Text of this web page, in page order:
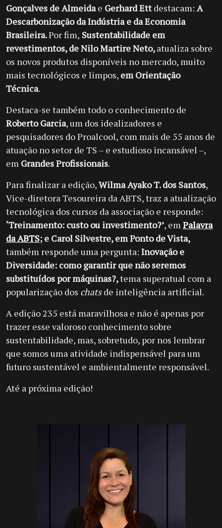
Gonçalves de Almeidae Gerhard Ettdestacam: A
Descarbonização da Indústria e da Economia
Brasileira.Por fim, Sustentabilidade em
revestimentos, de Nilo Martire Neto,atualiza sobre
os novos produtos disponíveis no mercado, muito
mais tecnológicos e limpos, em Orientação
Técnica.
Destaca-se também todo o conhecimento de
Roberto Garcia, um dos idealizadores e
pesquisadores do Proalcool, com mais de 55 anos de
atuação no setor de TS – e estudioso incansável –,
em Grandes Profissionais.
Para finalizar a edição,Wilma Ayako T. dos Santos,
Vice-diretora Tesoureira da ABTS, traz a atualização
tecnológica dos cursos da associação e responde:
‘Treinamento: custo ou investimento?’, emPalavra
da ABTS; e Carol Silvestre, em Ponto de Vista,
também responde uma pergunta: Inovação e
Diversidade: como garantir que não seremos
substituídos por máquinas?,tema superatual com a
popularização dos chatsde inteligência artificial.
A edição 235 está maravilhosa e não é apenas por
trazer esse valoroso conhecimento sobre
sustentabilidade, mas, sobretudo, por nos lembrar
que somos uma atividade indispensável para um
futuro sustentável e ambientalmente responsável.
Até a próxima edição!